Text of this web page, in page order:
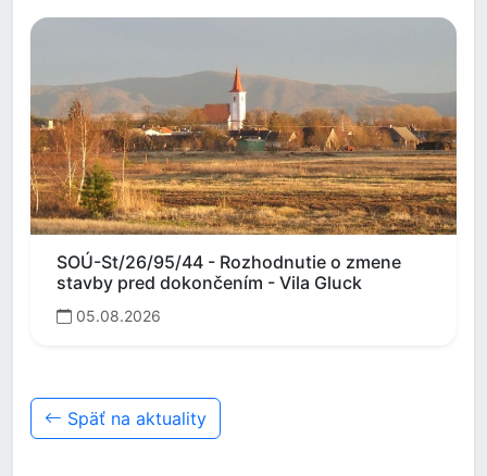
SOÚ-St/26/95/44 - Rozhodnutie o zmene
stavby pred dokončením - Vila Gluck
05.08.2026
Späť na aktuality